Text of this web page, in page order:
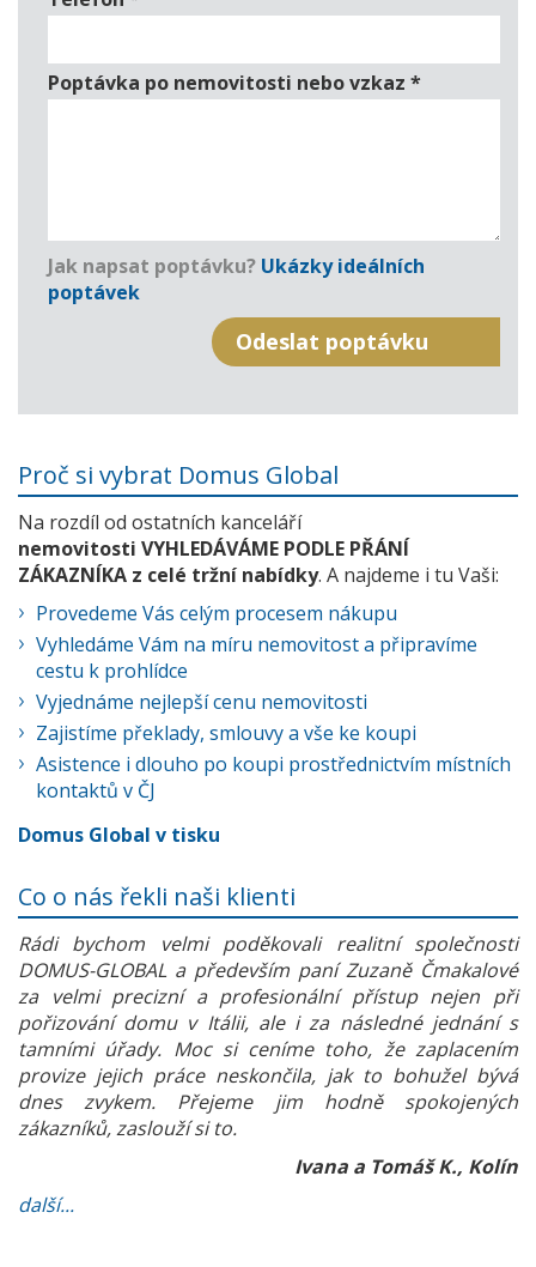
Poptávka po nemovitosti nebo vzkaz *
Jak napsat poptávku? Ukázky ideálních
poptávek
Proč si vybrat Domus Global
Na rozdíl od ostatních kanceláří
nemovitosti VYHLEDÁVÁME PODLE PŘÁNÍ
ZÁKAZNÍKA z celé tržní nabídky. A najdeme i tu Vaši:
Provedeme Vás celým procesem nákupu
Vyhledáme Vám na míru nemovitost a připravíme
cestu k prohlídce
Vyjednáme nejlepší cenu nemovitosti
Zajistíme překlady, smlouvy a vše ke koupi
Asistence i dlouho po koupi prostřednictvím místních
kontaktů v ČJ
Domus Global v tisku
Co o nás řekli naši klienti
Rádi bychom velmi poděkovali realitní společnosti
DOMUS-GLOBAL a především paní Zuzaně Čmakalové
za velmi precizní a profesionální přístup nejen při
pořizování domu v Itálii, ale i za následné jednání s
tamními úřady. Moc si ceníme toho, že zaplacením
provize jejich práce neskončila, jak to bohužel bývá
dnes zvykem. Přejeme jim hodně spokojených
zákazníků, zaslouží si to.
Ivana a Tomáš K., Kolín
další...